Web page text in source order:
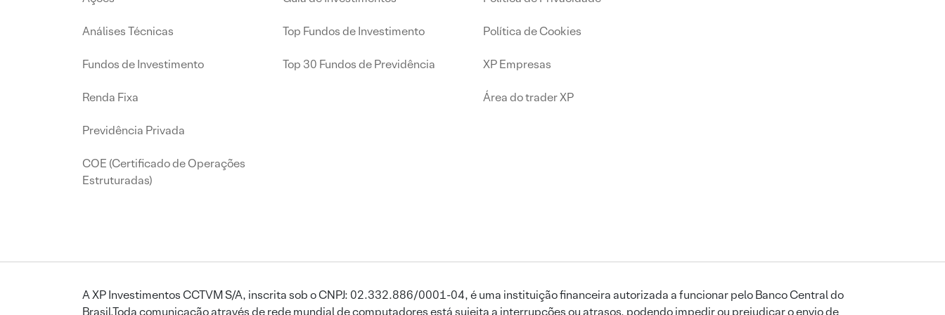
Análises Técnicas
Fundos de Investimento
Renda Fixa
Previdência Privada
COE (Certificado de Operações
Estruturadas)
Top Fundos de Investimento
Top 30 Fundos de Previdência
Política de Cookies
XP Empresas
Área do trader XP
A XP Investimentos CCTVM S/A, inscrita sob o CNPJ: 02.332.886/0001-04, é uma instituição financeira autorizada a funcionar pelo Banco Central do
Brasil.Toda comunicação através de rede mundial de computadores está sujeita a interrupções ou atrasos, podendo impedir ou prejudicar o envio de